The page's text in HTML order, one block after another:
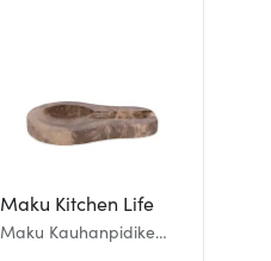
Maku Kitchen Life
Maku Kauhanpidike